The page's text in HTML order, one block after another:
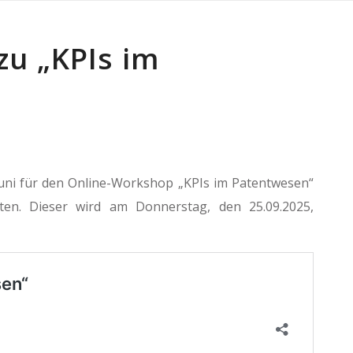
„KPIs im
für den Online-Workshop „KPIs im Patentwesen“
Dieser wird am Donnerstag, den 25.09.2025,